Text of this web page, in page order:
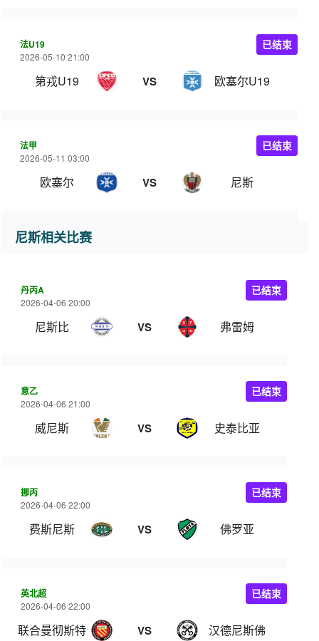
法U19
2026-05-10 21:00
第戎U19 VS 欧塞尔U19
已结束
法甲
2026-05-11 03:00
欧塞尔 VS 尼斯
已结束
尼斯相关比赛
丹丙A
2026-04-06 20:00
尼斯比 VS 弗雷姆
已结束
意乙
2026-04-06 21:00
威尼斯 VS 史泰比亚
已结束
挪丙
2026-04-06 22:00
费斯尼斯 VS 佛罗亚
已结束
英北超
2026-04-06 22:00
联合曼彻斯特 VS 汉德尼斯佛
已结束